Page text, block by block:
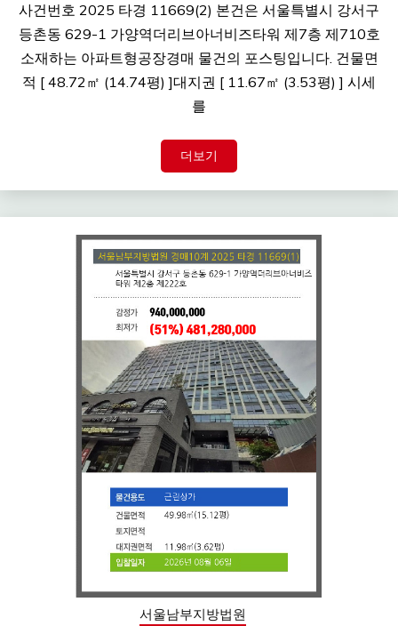
사건번호 2025 타경 11669(2) 본건은 서울특별시 강서구
등촌동 629-1 가양역더리브아너비즈타워 제7층 제710호
소재하는 아파트형공장경매 물건의 포스팅입니다. 건물면
적 [ 48.72㎡ (14.74평) ]대지권 [ 11.67㎡ (3.53평) ] 시세
를
더보기
서울남부지방법원